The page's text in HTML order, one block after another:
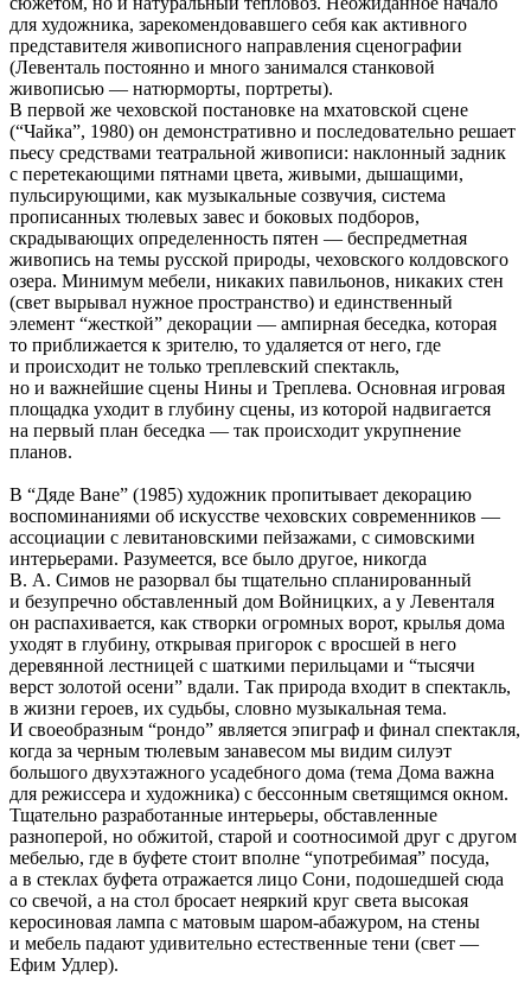
для художника, зарекомендовавшего себя как активного
представителя живописного направления сценографии
(Левенталь постоянно и много занимался станковой
живописью — натюрморты, портреты).
В первой же чеховской постановке на мхатовской сцене
(“Чайка”, 1980) он демонстративно и последовательно решает
пьесу средствами театральной живописи: наклонный задник
с перетекающими пятнами цвета, живыми, дышащими,
пульсирующими, как музыкальные созвучия, система
прописанных тюлевых завес и боковых подборов,
скрадывающих определенность пятен — беспредметная
живопись на темы русской природы, чеховского колдовского
озера. Минимум мебели, никаких павильонов, никаких стен
(свет вырывал нужное пространство) и единственный
элемент “жесткой” декорации — ампирная беседка, которая
то приближается к зрителю, то удаляется от него, где
и происходит не только треплевский спектакль,
но и важнейшие сцены Нины и Треплева. Основная игровая
площадка уходит в глубину сцены, из которой надвигается
на первый план беседка — так происходит укрупнение
планов.
В “Дяде Ване” (1985) художник пропитывает декорацию
воспоминаниями об искусстве чеховских современников —
ассоциации с левитановскими пейзажами, с симовскими
интерьерами. Разумеется, все было другое, никогда
В. А. Симов не разорвал бы тщательно спланированный
и безупречно обставленный дом Войницких, а у Левенталя
он распахивается, как створки огромных ворот, крылья дома
уходят в глубину, открывая пригорок с вросшей в него
деревянной лестницей с шаткими перильцами и “тысячи
верст золотой осени” вдали. Так природа входит в спектакль,
в жизни героев, их судьбы, словно музыкальная тема.
И своеобразным “рондо” является эпиграф и финал спектакля,
когда за черным тюлевым занавесом мы видим силуэт
большого двухэтажного усадебного дома (тема Дома важна
для режиссера и художника) с бессонным светящимся окном.
Тщательно разработанные интерьеры, обставленные
разноперой, но обжитой, старой и соотносимой друг с другом
мебелью, где в буфете стоит вполне “употребимая” посуда,
а в стеклах буфета отражается лицо Сони, подошедшей сюда
со свечой, а на стол бросает неяркий круг света высокая
керосиновая лампа с матовым шаром-абажуром, на стены
и мебель падают удивительно естественные тени (свет —
Ефим Удлер).